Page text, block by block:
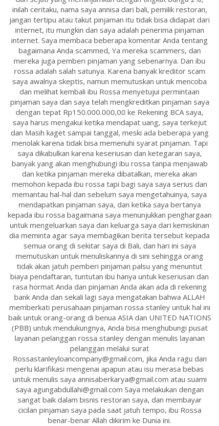
inilah ceritaku, nama saya annisa dari bali, pemilik restoran,
jangan tertipu atau takut pinjaman itu tidak bisa didapat dari
internet, itu mungkin dan saya adalah penerima pinjaman
internet. Saya membaca beberapa komentar Anda tentang
bagaimana Anda scammed, Ya mereka scammers, dan
mereka juga pemberi pinjaman yang sebenarnya. Dan ibu
rossa adalah salah satunya. Karena banyak kreditor scam
saya awalnya skeptis, namun memutuskan untuk mencoba
dan melihat kembali ibu Rossa menyetujui permintaan
pinjaman saya dan saya telah mengkreditkan pinjaman saya
dengan tepat Rp150.000.000,00 ke Rekening BCA saya,
saya harus mengakui ketika mendapat uang, saya terkejut
dan Masih kaget sampai tanggal, meski ada beberapa yang
menolak karena tidak bisa memenuhi syarat pinjaman. Tapi
saya dikabulkan karena keseriusan dan ketegaran saya,
banyak yang akan menghubungi ibu rossa tanpa menjawab
dan ketika pinjaman mereka dibatalkan, mereka akan
memohon kepada ibu rossa tapi bagi saya saya serius dan
memantau hal-hal dan sebelum saya mengetahuinya, saya
mendapatkan pinjaman saya, dan ketika saya bertanya
kepada ibu rossa bagaimana saya menunjukkan penghargaan
untuk mengeluarkan saya dan keluarga saya dari kemiskinan
dia meminta agar saya membagikan berita tersebut kepada
semua orang di sekitar saya di Bali, dan hari ini saya
memutuskan untuk menuliskannya di sini sehingga orang
tidak akan jatuh pemberi pinjaman palsu yang menuntut
biaya pendaftaran, tuntutan ibu hanya untuk keseriusan dan
rasa hormat Anda dan pinjaman Anda akan ada di rekening
bank Anda dan sekali lagi saya mengatakan bahwa ALLAH
memberkati perusahaan pinjaman rossa stanley untuk hal ini
baik untuk orang-orang di benua ASIA dan UNITED NATIONS
(PBB) untuk mendukungnya, Anda bisa menghubungi pusat
layanan pelanggan rossa stanley dengan menulis layanan
pelanggan melalui surat
Rossastanleyloancompany@gmail.com, jika Anda ragu dan
perlu klarifikasi mengenai apapun atau isu merasa bebas
untuk menulis saya annisaberkarya@gmail.com atau suami
saya agungabdullahi@gmail.com Saya melakukan dengan
sangat baik dalam bisnis restoran saya, dan membayar
cicilan pinjaman saya pada saat jatuh tempo, ibu Rossa
benar-benar Allah dikirim ke Dunia ini.